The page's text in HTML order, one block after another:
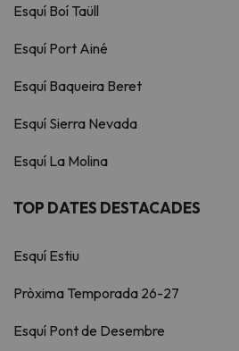
Esquí Boí Taüll
Esquí Port Ainé
Esquí Baqueira Beret
Esquí Sierra Nevada
Esquí La Molina
TOP DATES DESTACADES
Esquí Estiu
Pròxima Temporada 26-27
Esquí Pont de Desembre